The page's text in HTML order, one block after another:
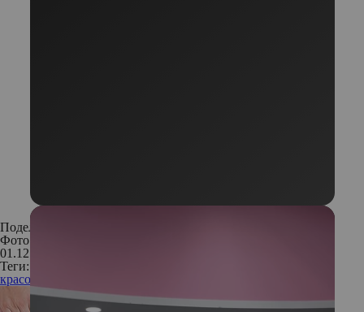
Поделиться:
Фото: Legion Media
01.12.2018
Теги:
красота